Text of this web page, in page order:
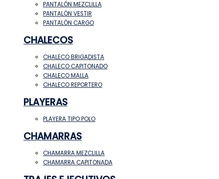
PANTALÓN MEZCLILLA
PANTALÓN VESTIR
PANTALÓN CARGO
CHALECOS
CHALECO BRIGADISTA
CHALECO CAPITONADO
CHALECO MALLA
CHALECO REPORTERO
PLAYERAS
PLAYERA TIPO POLO
CHAMARRAS
CHAMARRA MEZCLILLA
CHAMARRA CAPITONADA